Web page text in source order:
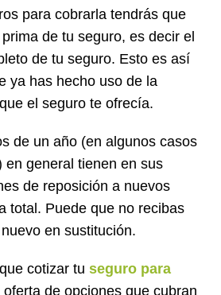
para cobrarla tendrás que
de tu seguro, es decir el
de tu seguro. Esto es así
ya has hecho uso de la
el seguro te ofrecía.
de un año (en algunos casos
en general tienen en sus
de reposición a nuevos
total. Puede que no recibas
en sustitución.
cotizar tu seguro para
de opciones que cubran